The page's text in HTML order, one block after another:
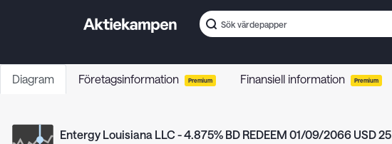
Diagram Företagsinformation Premium Finansiell information Premium
Entergy Louisiana LLC - 4.875% BD REDEEM 01/09/2066 USD 25